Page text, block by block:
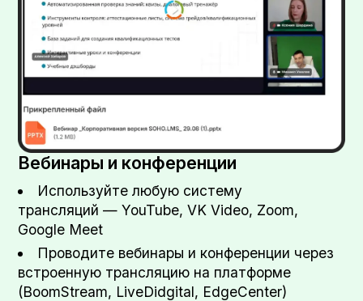
Вебинары и конференции
Используйте любую систему
трансляций — YouTube, VK Video, Zoom,
Google Meet
Проводите вебинары и конференции через
встроенную трансляцию на платформе
(BoomStream, LiveDidgital, EdgeCenter)